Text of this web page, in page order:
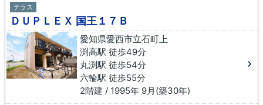
テラス
ＤＵＰＬＥＸ 国王１７Ｂ
愛知県愛西市立石町上
渕高駅 徒歩49分
丸渕駅 徒歩54分
六輪駅 徒歩55分
2階建 / 1995年 9月(築30年)